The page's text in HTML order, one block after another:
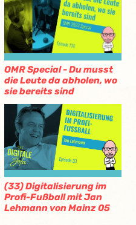
OMR Special - Du musst
die Leute da abholen, wo
sie bereits sind
(33) Digitalisierung im
Profi-Fußball mit Jan
Lehmann von Mainz 05